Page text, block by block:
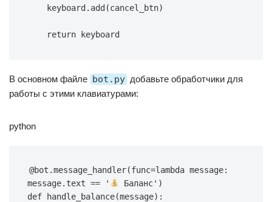
    keyboard
. add (cancel_btn)
return keyboard
В основном файле bot.py добавьте обработчики для
работы с этими клавиатурами:
python
@bot .message_handler(func=lambda message:
message. text == ' Баланс' )
def
handle_balance(message) :